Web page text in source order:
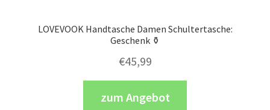
LOVEVOOK Handtasche Damen Schultertasche:
Geschenk ⚱️
€45,99
zum Angebot